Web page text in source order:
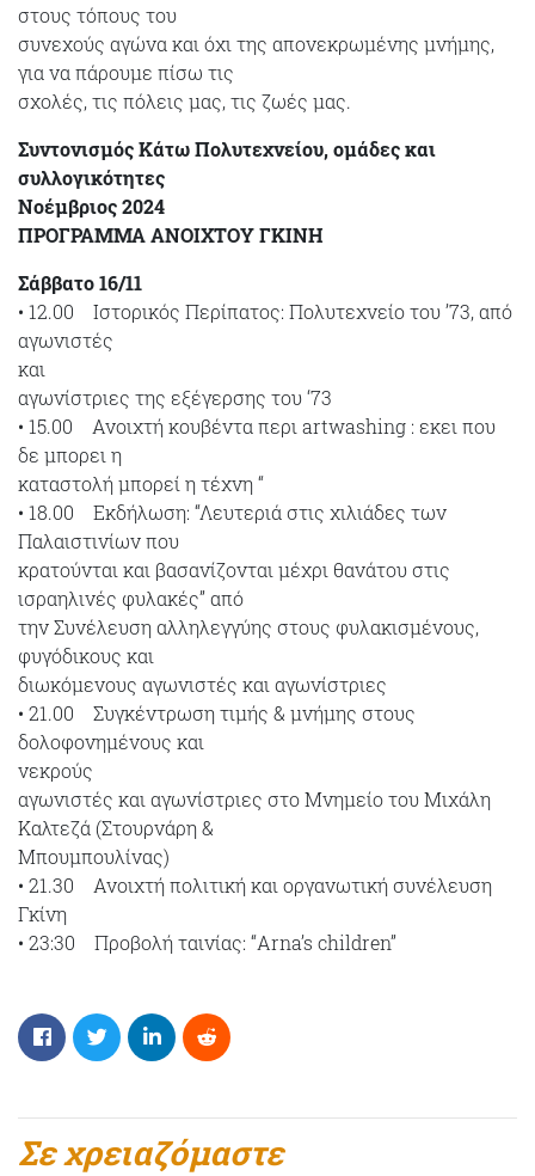
στους τόπους του
συνεχούς αγώνα και όχι της απονεκρωμένης μνήμης,
για να πάρουμε πίσω τις
σχολές, τις πόλεις μας, τις ζωές μας.
Συντονισμός Κάτω Πολυτεχνείου, ομάδες και
συλλογικότητες
Νοέμβριος 2024
ΠΡΟΓΡΑΜΜΑ ΑΝΟΙΧΤΟΥ ΓΚΙΝΗ
Σάββατο 16/11
• 12.00 Ιστορικός Περίπατος: Πολυτεχνείο του ’73, από
αγωνιστές
και
αγωνίστριες της εξέγερσης του ‘73
• 15.00 Ανοιχτή κουβέντα περι artwashing : εκει που
δε μπορει η
καταστολή μπορεί η τέχνη “
• 18.00 Εκδήλωση: “Λευτεριά στις χιλιάδες των
Παλαιστινίων που
κρατούνται και βασανίζονται μέχρι θανάτου στις
ισραηλινές φυλακές” από
την Συνέλευση αλληλεγγύης στους φυλακισμένους,
φυγόδικους και
διωκόμενους αγωνιστές και αγωνίστριες
• 21.00 Συγκέντρωση τιμής & μνήμης στους
δολοφονημένους και
νεκρούς
αγωνιστές και αγωνίστριες στο Μνημείο του Μιχάλη
Καλτεζά (Στουρνάρη &
Μπουμπουλίνας)
• 21.30 Ανοιχτή πολιτική και οργανωτική συνέλευση
Γκίνη
• 23:30 Προβολή ταινίας: “Arna’s children”
Σε χρειαζόμαστε